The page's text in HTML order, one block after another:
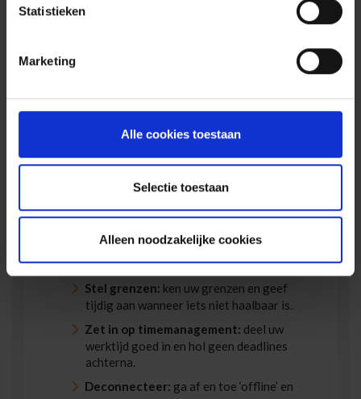
Statistieken
Marketing
Alle cookies toestaan
Selectie toestaan
Alleen noodzakelijke cookies
gelukkig handvaten om de controle te behouden
en niet in een burn-out terecht te komen. Hierbij
Geef toe aan uzelf dat het vaak te veel
een belangrijke eerste stap.
niet bij de pakken zitten maar stap op tijd
naar uw leidinggevende om samen naar
levensstijl aan, met voldoende beweging,
gezonde voeding, tijd voor ontspanning en
genoeg slaap. Degezondheidsapp Vity
kan u hierbij helpen.
Stel grenzen: ken uw grenzen en geef
tijdig aan wanneer iets niet haalbaar is.
Zet in op timemanagement: deel uw
werktijd goed in en hol geen deadlines
achterna.
Deconnecteer: ga af en toe ‘offline’ en